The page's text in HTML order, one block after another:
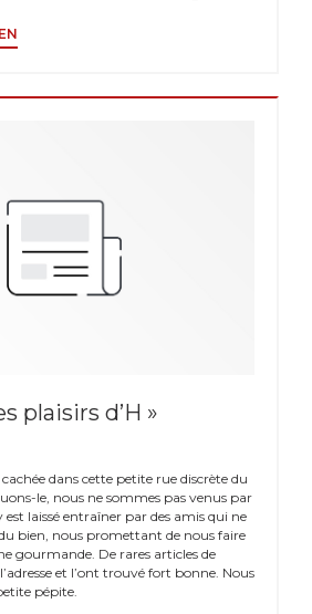
plaisirs d’H »
dans cette petite rue discrète du
le, nous ne sommes pas venus par
est laissé entraîner par des amis qui ne
bien, nous promettant de nous faire
gourmande. De rares articles de
et l’ont trouvé fort bonne. Nous
pépite.